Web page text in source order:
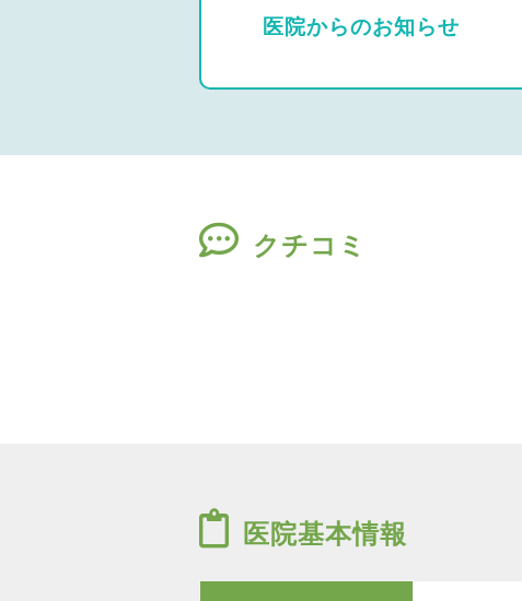
医院からのお知らせ
クチコミ
医院基本情報